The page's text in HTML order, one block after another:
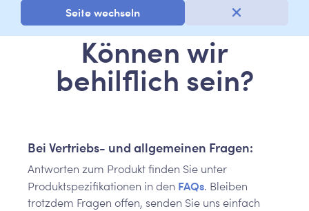
Seite wechseln
Können wir
behilflich sein?
Bei Vertriebs- und allgemeinen Fragen:
Antworten zum Produkt finden Sie unter
Produktspezifikationen in den FAQs. Bleiben
trotzdem Fragen offen, senden Sie uns einfach